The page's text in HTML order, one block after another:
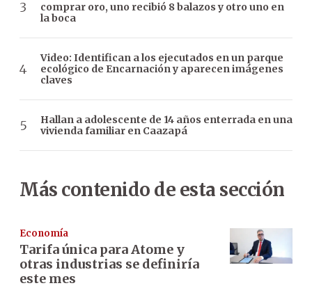
comprar oro, uno recibió 8 balazos y otro uno en
la boca
Video: Identifican a los ejecutados en un parque
ecológico de Encarnación y aparecen imágenes
claves
Hallan a adolescente de 14 años enterrada en una
vivienda familiar en Caazapá
Más contenido de esta sección
Economía
Tarifa única para Atome y
otras industrias se definiría
este mes